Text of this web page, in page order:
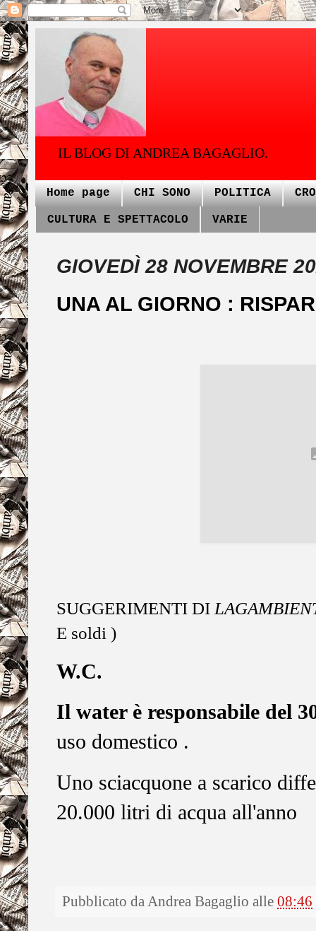
IL BLOG DI ANDREA BAGAGLIO.
Home page CHI SONO POLITICA
CULTURA E SPETTACOLO VARIE
GIOVEDÌ 28 NOVEMBRE
UNA AL GIORNO :
SUGGERIMENTI DI
E soldi )
W.C.
Il water è responsabile del
uso domestico .
Uno sciacquone a scarico
20.000 litri di acqua all'anno
Pubblicato daAndrea Bagaglio alle 08:46